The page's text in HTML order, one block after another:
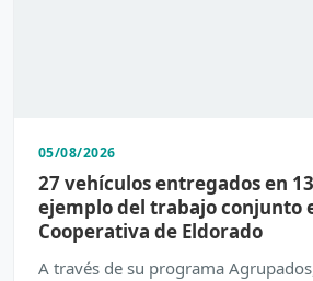
05/08/2026
27 vehículos entregados en
ejemplo del trabajo conjunto
Cooperativa de Eldorado
A través de su programa